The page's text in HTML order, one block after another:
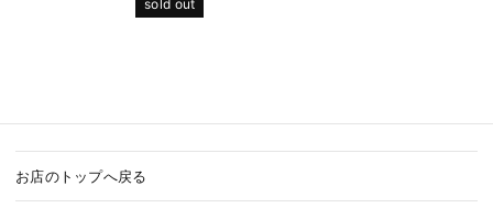
sold out
お店のトップへ戻る